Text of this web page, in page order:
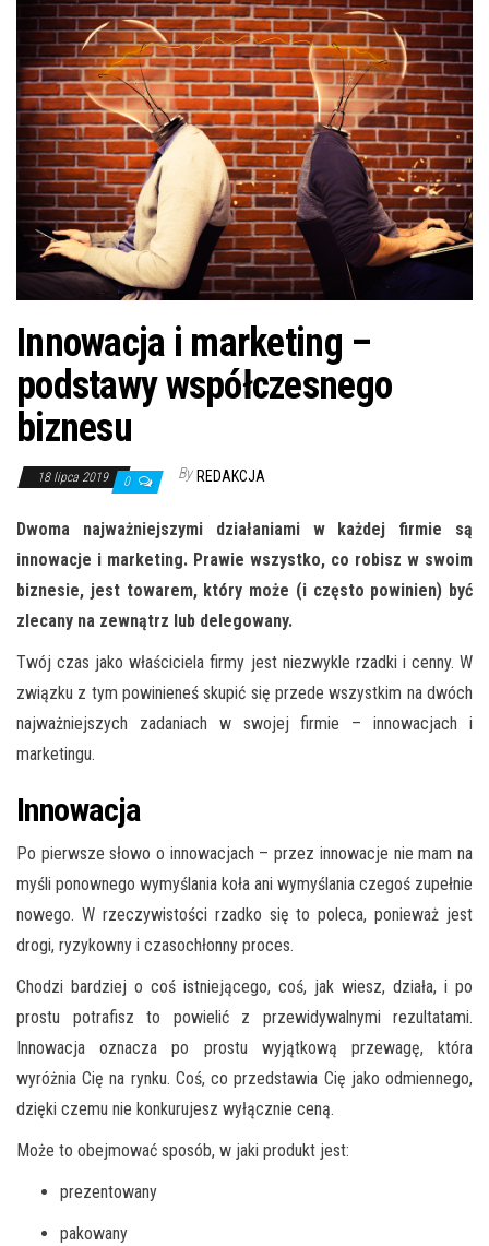
Innowacja i marketing –
podstawy współczesnego
biznesu
18 lipca 2019 0 By REDAKCJA
Dwoma najważniejszymi działaniami w każdej firmie są
innowacje i marketing. Prawie wszystko, co robisz w swoim
biznesie, jest towarem, który może (i często powinien) być
zlecany na zewnątrz lub delegowany.
Twój czas jako właściciela firmy jest niezwykle rzadki i cenny. W
związku z tym powinieneś skupić się przede wszystkim na dwóch
najważniejszych zadaniach w swojej firmie – innowacjach i
marketingu.
Innowacja
Po pierwsze słowo o innowacjach – przez innowacje nie mam na
myśli ponownego wymyślania koła ani wymyślania czegoś zupełnie
nowego. W rzeczywistości rzadko się to poleca, ponieważ jest
drogi, ryzykowny i czasochłonny proces.
Chodzi bardziej o coś istniejącego, coś, jak wiesz, działa, i po
prostu potrafisz to powielić z przewidywalnymi rezultatami.
Innowacja oznacza po prostu wyjątkową przewagę, która
wyróżnia Cię na rynku. Coś, co przedstawia Cię jako odmiennego,
dzięki czemu nie konkurujesz wyłącznie ceną.
Może to obejmować sposób, w jaki produkt jest:
prezentowany
pakowany